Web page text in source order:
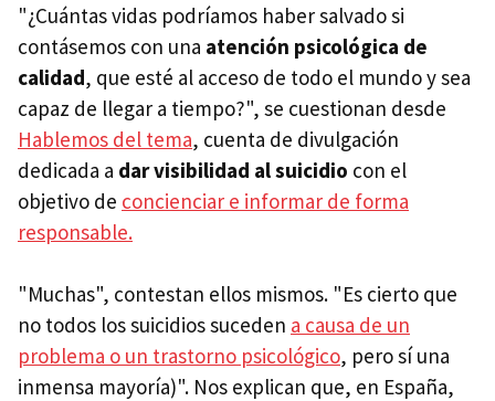
"¿Cuántas vidas podríamos haber salvado si
contásemos con una atención psicológica de
calidad, que esté al acceso de todo el mundo y sea
capaz de llegar a tiempo?", se cuestionan desde
Hablemos del tema, cuenta de divulgación
dedicada a dar visibilidad al suicidio con el
objetivo de concienciar e informar de forma
responsable.
"Muchas", contestan ellos mismos. "Es cierto que
no todos los suicidios suceden a causa de un
problema o un trastorno psicológico, pero sí una
inmensa mayoría)". Nos explican que, en España,